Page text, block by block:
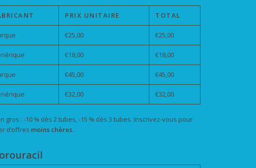
PRIX UNITAIRE TOTAL
€25,00 €25,00
€18,00 €18,00
€45,00 €45,00
€32,00 €32,00
gros : -10 % dès 2 tubes, -15 % dès 3 tubes. Inscrivez-vous pour
d’offres moins chères.